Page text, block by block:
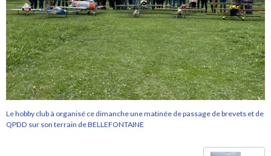
Le hobby club à organisé ce dimanche une matinée de passage de brevets et de
QPDD sur son terrain de BELLEFONTAINE